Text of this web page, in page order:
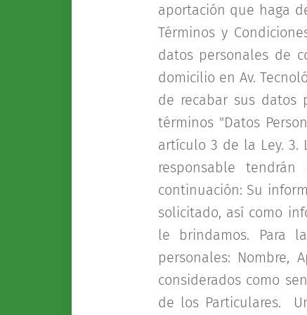
aportación que haga
Términos y
datos personales de
domicilio en Av.
de recabar sus datos
términos "Datos
artículo 3 de la Ley. 3.
responsable
continuación: Su
solicitado, así como
le brindamos. Para
personales: Nombre,
considerados como
de los Particulares.